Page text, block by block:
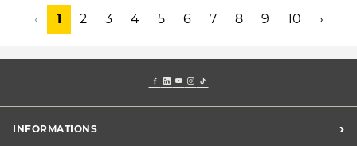
‹ 1 2 3 4 5 6 7 8 9 10 ›
INFORMATIONS ›